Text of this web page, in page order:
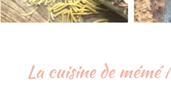
La cuisine de mémé